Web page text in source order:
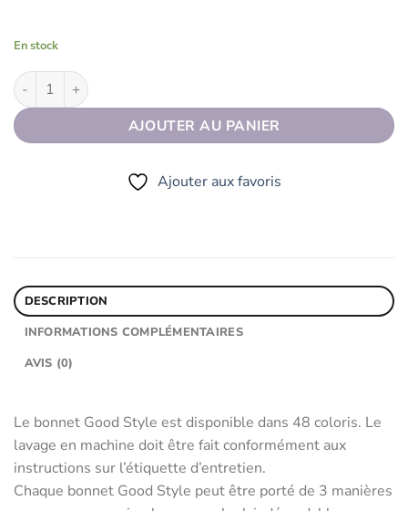
En stock
quantité de Bonnet GOOD STYLE Orange fluo
AJOUTER AU PANIER
Ajouter aux favoris
DESCRIPTION
INFORMATIONS COMPLÉMENTAIRES
AVIS (0)
Le bonnet Good Style est disponible dans 48 coloris. Le
lavage en machine doit être fait conformément aux
instructions sur l’étiquette d’entretien.
Chaque bonnet Good Style peut être porté de 3 manières